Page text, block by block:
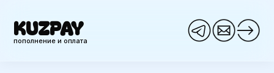
KUZPAY
пополнение и оплата